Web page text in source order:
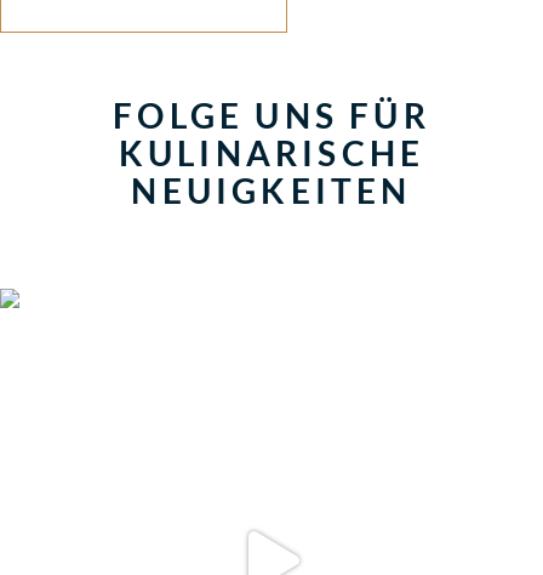
FOLGE UNS FÜR
KULINARISCHE
NEUIGKEITEN